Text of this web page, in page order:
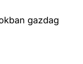
gazdag